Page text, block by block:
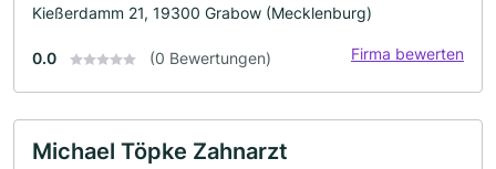
Kießerdamm 21, 19300 Grabow (Mecklenburg)
0.0 (0 Bewertungen) Firma bewerten
Michael Töpke Zahnarzt